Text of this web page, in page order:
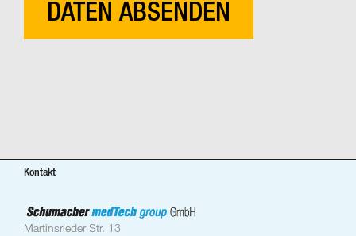
Kontakt
Martinsrieder Str. 13